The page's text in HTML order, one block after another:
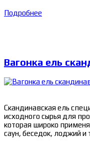
Подробнее
Вагонка ель
Скандинавская ель
исходного сырья для
которая широко
саун, беседок, лоджий и